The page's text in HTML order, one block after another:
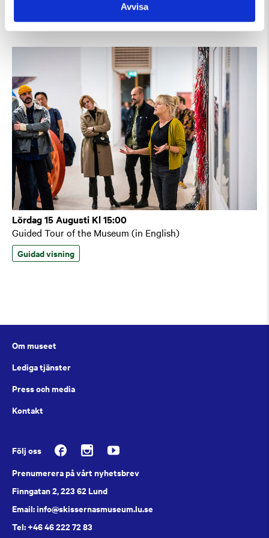
Avvisa
Tillfällig utställning
Lördag 15 Augusti Kl 15:00
Guided Tour of the Museum (in English)
Guidad visning
Om museet
Lediga tjänster
Press och media
Kontakt
Följ oss
Prenumerera på vårt nyhetsbrev
Finngatan 2, 223 62 Lund
Email: info@skissernasmuseum.lu.se
Tel: +46 46 222 72 83